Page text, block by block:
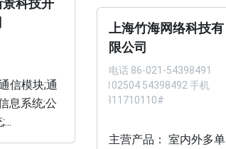
科技开
信模块;通
息系统;公
上海竹海网络科技有
限公司
电话 86-021-54398491
27102504 54398492 手机
13311710110#
主营产品： 室内外多单